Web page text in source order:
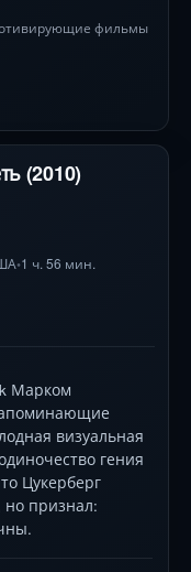
как
фильмы
(2010)
•1 ч. 56 мин.
Марком
визуальная
гения
Цукерберг
признал: